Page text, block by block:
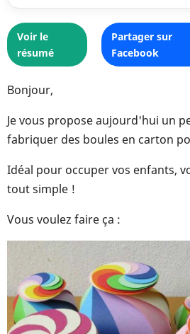
Voir le
résumé
Partager sur
Facebook
Bonjour,
Je vous propose aujourd'hui un
fabriquer des boules en carton
Idéal pour occuper vos enfants,
tout simple !
Vous voulez faire ça :